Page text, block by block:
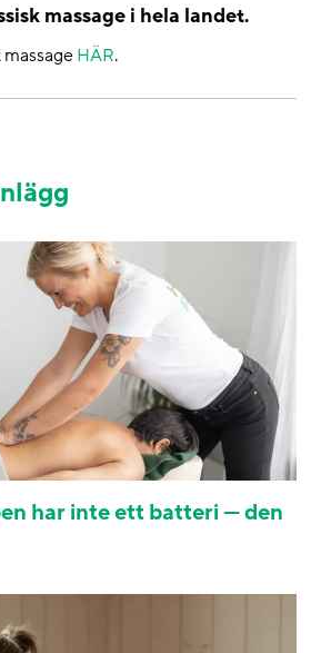
massage i hela landet.
massage HÄR.
har inte ett batteri — den